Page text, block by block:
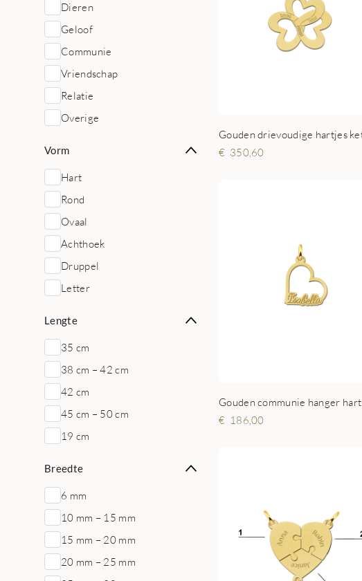
Dieren
Geloof
Communie
Vriendschap
Relatie
Overige
Vorm
Hart
Rond
Ovaal
Achthoek
Druppel
Letter
Lengte
35 cm
38 cm – 42 cm
42 cm
45 cm – 50 cm
19 cm
Breedte
6 mm
10 mm – 15 mm
15 mm – 20 mm
20 mm – 25 mm
350,60
Gouden communie hanger hart
186,00